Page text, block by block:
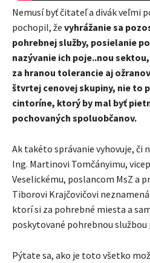
Nemusí byť čitateľ a divák veľmi
pochopil, že vyhrážanie sa
pohrebnej služby, posielanie
nazývanie ich poje..nou
za hranou tolerancie aj
štvrtej cenovej skupiny, nie to
cintoríne, ktorý by mal byť
pochovaných spoluobčanov.
Ak takéto správanie vyhovuje, či
Ing. Martinovi Tomčányimu,
Veselickému, poslancom MsZ a
Tiborovi Krajčovičovi
ktorí si za pohrebné miesta a
poskytované pohrebnou službou
Pýtate sa, ako je toto všetko